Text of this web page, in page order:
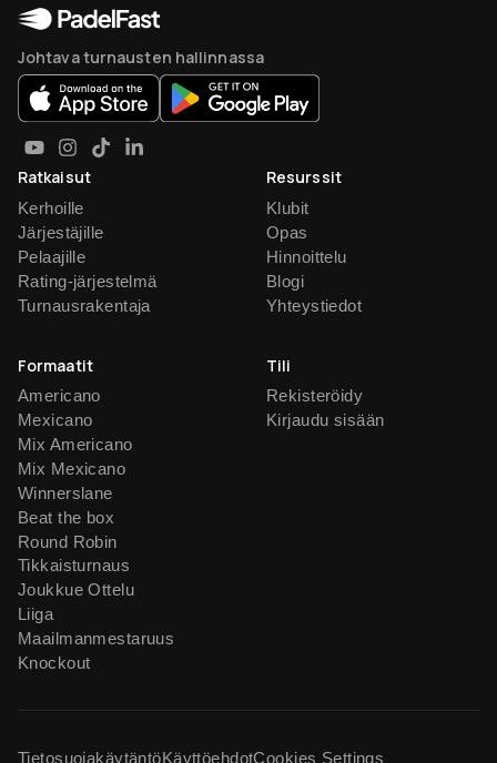
Johtava turnausten hallinnassa
Ratkaisut
Kerhoille
Järjestäjille
Pelaajille
Rating-järjestelmä
Turnausrakentaja
Resurssit
Klubit
Opas
Hinnoittelu
Blogi
Yhteystiedot
Formaatit
Americano
Mexicano
Mix Americano
Mix Mexicano
Winnerslane
Beat the box
Round Robin
Tikkaisturnaus
Joukkue Ottelu
Liiga
Maailmanmestaruus
Knockout
Tili
Rekisteröidy
Kirjaudu sisään
TietosuojakäytäntöKäyttöehdotCookies Settings